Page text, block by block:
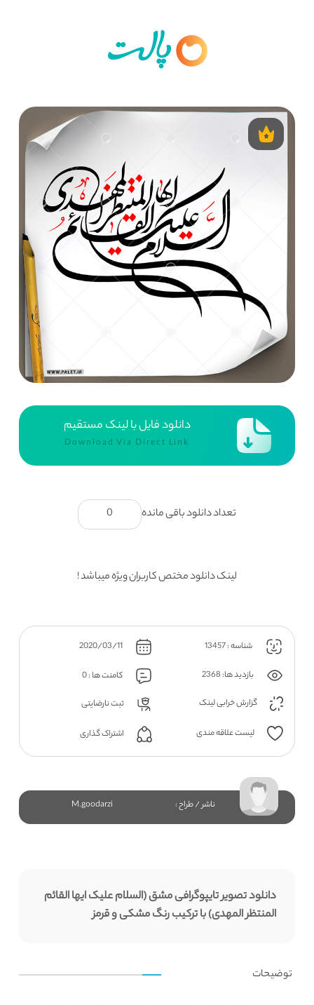
دانلود فایل با لینک مستقیم
Download Via Direct Link
تعداد دانلود باقی مانده 0
لینک دانلود مختص کاربران ویژه میباشد !
شناسه : 13457 2020/03/11
بازدید ها: 2368
کامنت ها : 0
گزارش خرابی لینک
ثبت نارضایتی
لیست علاقه مندی اشتراک گذاری
ناشر / طراح : M.goodarzi
دانلود تصویر تایپوگرافی مشق (السلام علیک ایها القائم
المنتظر المهدی) با ترکیب رنگ مشکی و قرمز
توضیحات